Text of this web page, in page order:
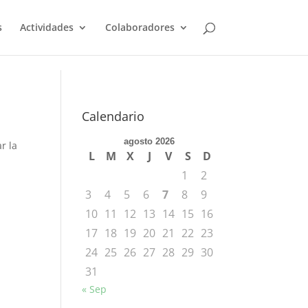
Actividades Colaboradores
la
Calendario
agosto 2026
L M X J V S
D
1
2
3
4 5 6 7 8
9
10 11 12 13 14 15 16
17 18 19 20 21 22 23
24 25 26 27 28 29 30
31
« Sep